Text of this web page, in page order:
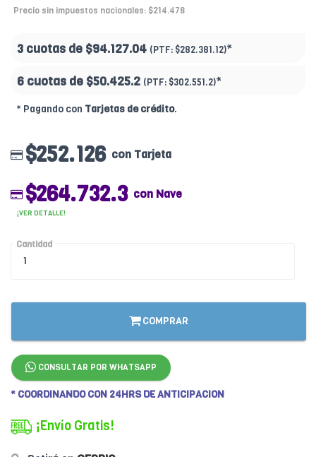
Precio sin impuestos nacionales: $214.478
3 cuotas de $94.127.04 (PTF: $282.381.12)*
6 cuotas de $50.425.2 (PTF: $302.551.2)*
* Pagando con Tarjetas de crédito.
$252.126 con Tarjeta
$264.732.3 con Nave
¡VER DETALLE!
Cantidad
COMPRAR
CONSULTAR POR WHATSAPP
* COORDINANDO CON 24HRS DE ANTICIPACION
¡Envío Gratis!